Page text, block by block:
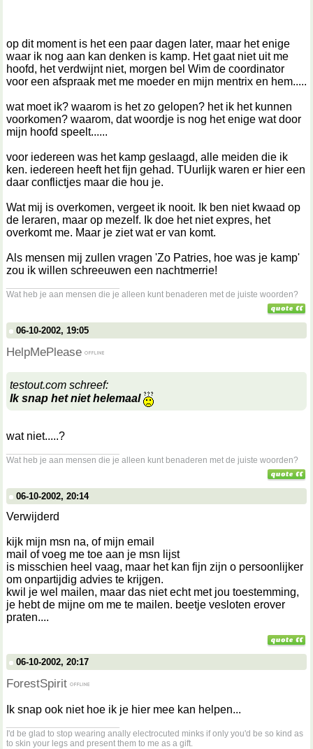
op dit moment is het een paar dagen later, maar het enige
waar ik nog aan kan denken is kamp. Het gaat niet uit me
hoofd, het verdwijnt niet, morgen bel Wim de coordinator
voor een afspraak met me moeder en mijn mentrix en hem.....
wat moet ik? waarom is het zo gelopen? het ik het kunnen
voorkomen? waarom, dat woordje is nog het enige wat door
mijn hoofd speelt......
voor iedereen was het kamp geslaagd, alle meiden die ik
ken. iedereen heeft het fijn gehad. TUurlijk waren er hier een
daar conflictjes maar die hou je.
Wat mij is overkomen, vergeet ik nooit. Ik ben niet kwaad op
de leraren, maar op mezelf. Ik doe het niet expres, het
overkomt me. Maar je ziet wat er van komt.
Als mensen mij zullen vragen 'Zo Patries, hoe was je kamp'
zou ik willen schreeuwen een nachtmerrie!
Wat heb je aan mensen die je alleen kunt benaderen met de juiste woorden?
06-10-2002, 19:05
HelpMePlease
testout.com schreef:
Ik snap het niet helemaal
wat niet.....?
Wat heb je aan mensen die je alleen kunt benaderen met de juiste woorden?
06-10-2002, 20:14
Verwijderd
kijk mijn msn na, of mijn email
mail of voeg me toe aan je msn lijst
is misschien heel vaag, maar het kan fijn zijn o persoonlijker
om onpartijdig advies te krijgen.
kwil je wel mailen, maar das niet echt met jou toestemming,
je hebt de mijne om me te mailen. beetje vesloten erover
praten....
06-10-2002, 20:17
ForestSpirit
Ik snap ook niet hoe ik je hier mee kan helpen...
I'd be glad to stop wearing anally electrocuted minks if only you'd be so kind as
to skin your legs and present them to me as a gift.